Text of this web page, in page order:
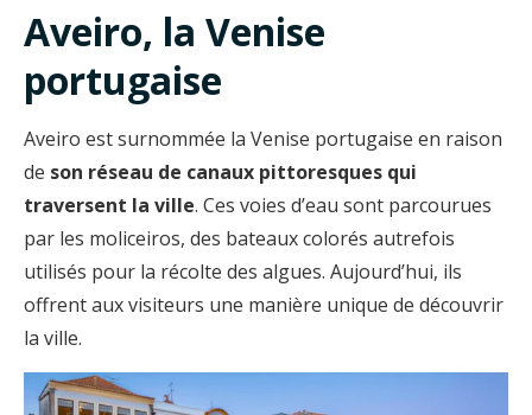
Aveiro, la Venise
portugaise
Aveiro est surnommée la Venise portugaise en raison
de son réseau de canaux pittoresques qui
traversent la ville. Ces voies d’eau sont parcourues
par les moliceiros, des bateaux colorés autrefois
utilisés pour la récolte des algues. Aujourd’hui, ils
offrent aux visiteurs une manière unique de découvrir
la ville.